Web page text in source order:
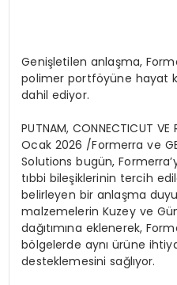
Genişletilen anlaşma,
polimerportföyüne hayat
dahil ediyor.
PUTNAM, CONNECTICUT VE
Ocak 2026 /Formerra ve
Solutions bugün,
tıbbi bileşiklerinin tercih
belirleyen bir anlaşma
malzemelerin Kuzey ve
dağıtımına eklenerek,
bölgelerde aynı ürüne
desteklemesini sağlıyor.